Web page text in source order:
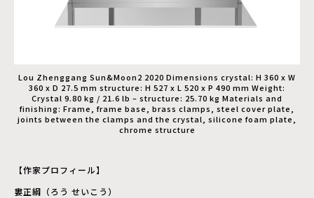
Lou Zhenggang Sun&Moon2 2020 Dimensions crystal: H 360 x W
360 x D 27.5 mm structure: H 527 x L 520 x P 490 mm Weight:
Crystal 9.80 kg / 21.6 lb – structure: 25.70 kg Materials and
finishing: Frame, frame base, brass clamps, steel cover plate,
joints between the clamps and the crystal, silicone foam plate,
chrome structure
【作家プロフィール】
婁正綱（ろう せいこう）